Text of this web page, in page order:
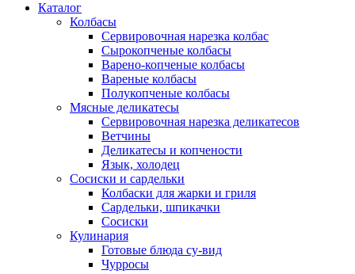
Каталог
Колбасы
Сервировочная нарезка колбас
Сырокопченые колбасы
Варено-копченые колбасы
Вареные колбасы
Полукопченые колбасы
Мясные деликатесы
Сервировочная нарезка деликатесов
Ветчины
Деликатесы и копчености
Язык, холодец
Сосиски и сардельки
Колбаски для жарки и гриля
Сардельки, шпикачки
Сосиски
Кулинария
Готовые блюда су-вид
Чурросы